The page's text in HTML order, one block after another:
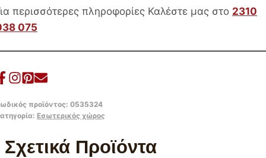
περισσότερες πληροφορίες Καλέστε μας στο 2310
075
προϊόντος: 0535324
Εσωτερικός χώρος
Σχετικά Προϊόντα